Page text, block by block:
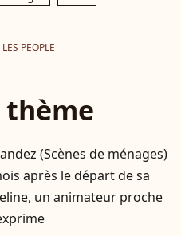
PEOPLE
thème
(Scènes de ménages)
après le départ de sa
un animateur proche